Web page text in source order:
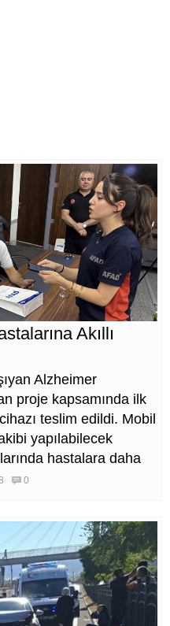
Akıllı
Alzheimer
proje kapsamında ilk
teslim edildi. Mobil
yapılabilecek
hastalara daha
hedefleniyor.
0